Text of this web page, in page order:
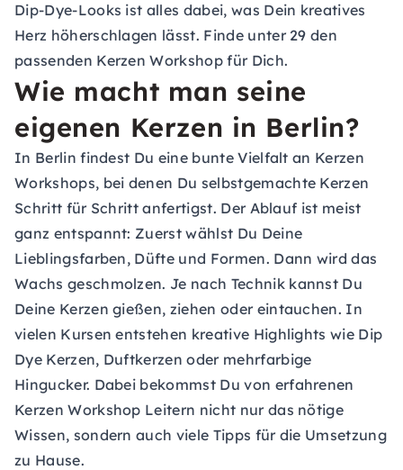
Dip-Dye-Looks ist alles dabei, was Dein kreatives
Herz höherschlagen lässt. Finde unter 29 den
passenden Kerzen Workshop für Dich.
Wie macht man seine
eigenen Kerzen in Berlin?
In Berlin findest Du eine bunte Vielfalt an Kerzen
Workshops, bei denen Du selbstgemachte Kerzen
Schritt für Schritt anfertigst. Der Ablauf ist meist
ganz entspannt: Zuerst wählst Du Deine
Lieblingsfarben, Düfte und Formen. Dann wird das
Wachs geschmolzen. Je nach Technik kannst Du
Deine Kerzen gießen, ziehen oder eintauchen. In
vielen Kursen entstehen kreative Highlights wie Dip
Dye Kerzen, Duftkerzen oder mehrfarbige
Hingucker. Dabei bekommst Du von erfahrenen
Kerzen Workshop Leitern nicht nur das nötige
Wissen, sondern auch viele Tipps für die Umsetzung
zu Hause.